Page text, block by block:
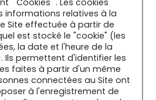
" Cookies ". Les cookies
informations relatives à la
Site effectuée à partir de
est stocké le "cookie" (les
la date et l'heure de la
Ils permettent d'identifier les
faites à partir d'un même
connectées au Site ont
à l'enregistrement de